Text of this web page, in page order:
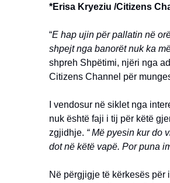
*Erisa Kryeziu /Citizens
“E hap ujin për pallatin në
shpejt nga banorët nuk ka
shpreh Shpëtimi, njëri nga
Citizens Channel për
I vendosur në siklet nga
nuk është faji i tij për këtë
zgjidhje. “ Më pyesin kur do
dot në këtë vapë. Por puna
Në përgjigje të kërkesës